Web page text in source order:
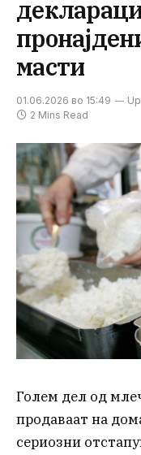
масти
01.06.2026 во 15:49
2 Mins Read
Голем дел од
продаваат на
сериозни